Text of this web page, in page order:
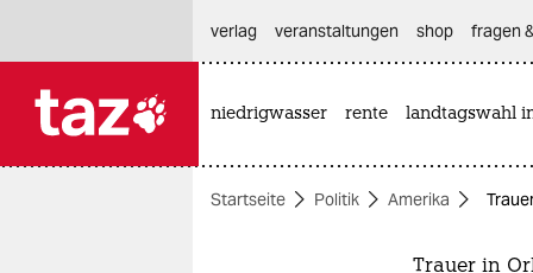
themen
verlag
veranstaltungen shop fragen
niedrigwasser rente landtagswahl
Startseite Politik Amerika
Trauer in